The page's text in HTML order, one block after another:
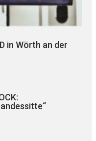
in Wörth an der